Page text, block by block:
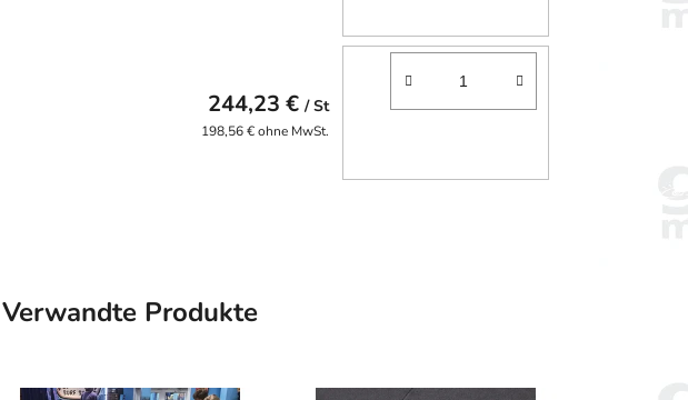
244,23 € / St
198,56 € ohne MwSt.
Verwandte Produkte